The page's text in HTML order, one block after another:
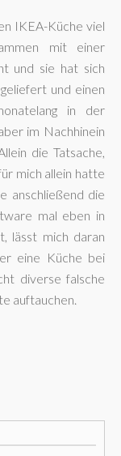
IKEA-Küche viel
mit einer
und sie hat sich
und einen
in der
im Nachhinein
die Tatsache,
mich allein hatte
anschließend die
mal eben in
lässt mich daran
eine Küche bei
diverse falsche
auftauchen.